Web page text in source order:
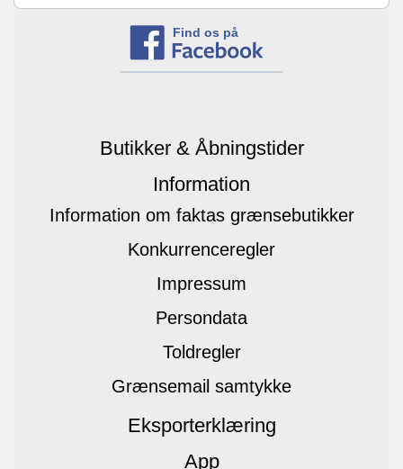
Find os på
Butikker & Åbningstider
Information
Information om faktas grænsebutikker
Konkurrenceregler
Impressum
Persondata
Toldregler
Grænsemail samtykke
Eksporterklæring
App